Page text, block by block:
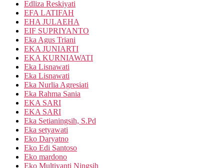
Edliza Reskiyati
EFA LATIFAH
EHA JULAEHA
EIF SUPRIYANTO
Eka Agus Triani
EKA JUNIARTI
EKA KURNIAWATI
Eka Lisnawati
Eka Lisnawati
Eka Nurlia Agresiati
Eka Rahma Sania
EKA SARI
EKA SARI
Eka Setianingsih, S.Pd
Eka setyawati
Eko Daryatno
Eko Edi Santoso
Eko mardono
Eko Multiyanti Ningsih